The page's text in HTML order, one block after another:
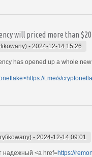
will priced more than $20
- 2024-12-14 15:26
has opened up a whole new
t.me/s/
- 2024-12-14 09:01
надежный <a href=https://